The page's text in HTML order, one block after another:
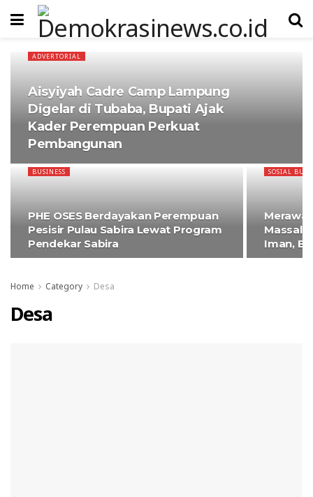
ADVERTORIAL
Aisyiyah Cadre Camp Lampung
Digelar di Tubaba, Bupati Ajak
Kader Perempuan Perkuat
Pembangunan
BUSINESS
PHE OSES Berdayakan Perempuan
Pesisir Pulau Sabira Lewat Program
Pendekar Sabira
SOSIAL
Massal
Iman,
Home Category Desa
Desa